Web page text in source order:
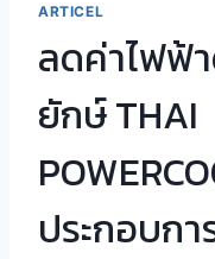
ARTICEL
ลดค่าไฟฟ้
ยักษ์ THAI
ประกอบก